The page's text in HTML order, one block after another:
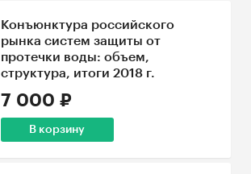
Конъюнктура российского
рынка систем защиты от
протечки воды: объем,
структура, итоги 2018 г.
7 000 ₽
В корзину